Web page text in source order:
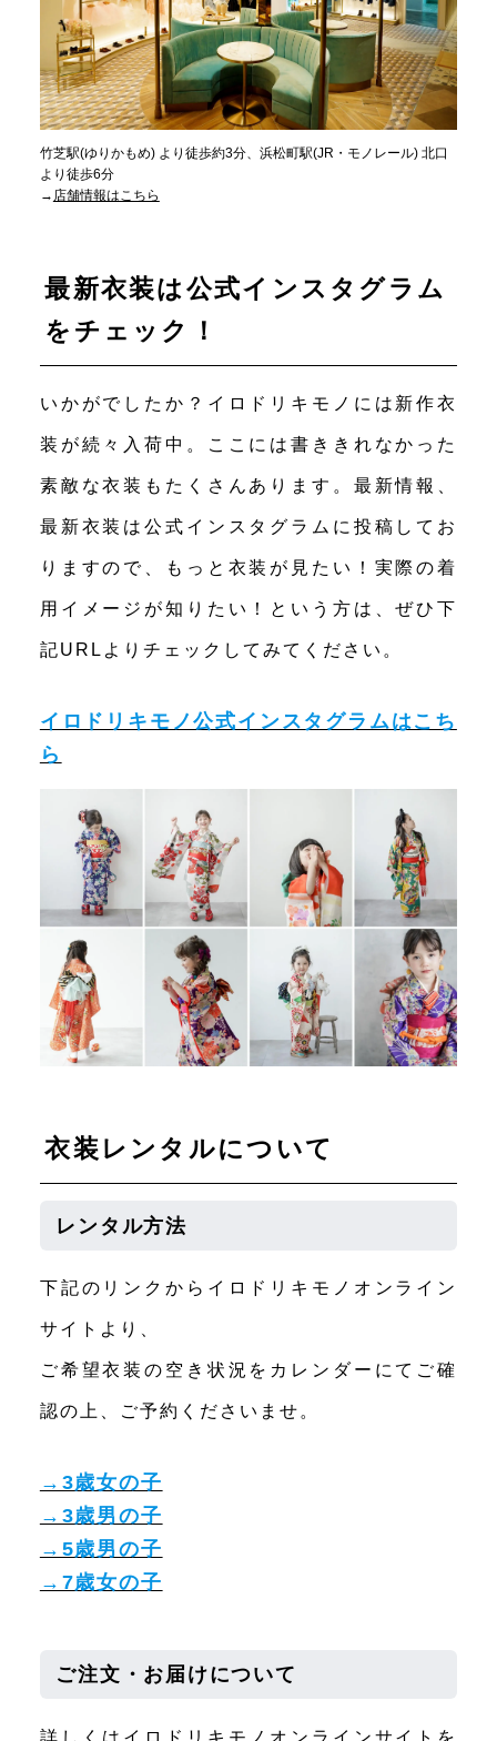
竹芝駅(ゆりかもめ) より徒歩約3分、浜松町駅(JR・モノレール) 北口
より徒歩6分
→ 店舗情報はこちら
最新衣装は公式インスタグラム
をチェック！
いかがでしたか？イロドリキモノには新作衣
装が続々入荷中。ここには書ききれなかった
素敵な衣装もたくさんあります。最新情報、
最新衣装は公式インスタグラムに投稿してお
りますので、もっと衣装が見たい！実際の着
用イメージが知りたい！という方は、ぜひ下
記URLよりチェックしてみてください。
イロドリキモノ公式インスタグラムはこち
ら
衣装レンタルについて
レンタル方法
下記のリンクからイロドリキモノオンライン
サイトより、
ご希望衣装の空き状況をカレンダーにてご確
認の上、ご予約くださいませ。
→3歳女の子
→3歳男の子
→5歳男の子
→7歳女の子
ご注文・お届けについて
詳しくはイロドリキモノオンラインサイトを